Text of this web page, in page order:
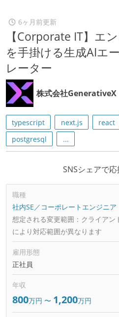
6ヶ月前更新
【Corporate IT】エ
を手掛ける生成AIエ
レーター
株式会社GenerativeX
typescript next.js react
postgresql
...
SNSシェアで応
職種
社内SE／コーポレートエンジニア
想定される変更範囲： クライアン
により対応範囲が異なります
雇用形態
正社員
年収
800万円 〜 1,200万円